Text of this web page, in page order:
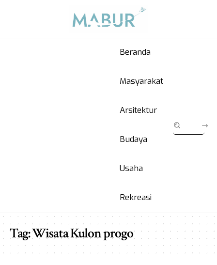
Beranda
Masyarakat
Arsitektur
Budaya
Usaha
Rekreasi
Tag:Wisata Kulon progo